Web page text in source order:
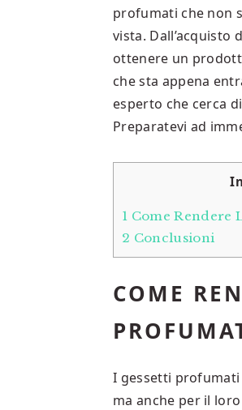
profumati che non
vista. Dall’acquisto
ottenere un
che sta appena
esperto che cerca
Preparatevi ad
1 Come Rendere
2 Conclusioni
COME
I gessetti profumati
ma anche per il